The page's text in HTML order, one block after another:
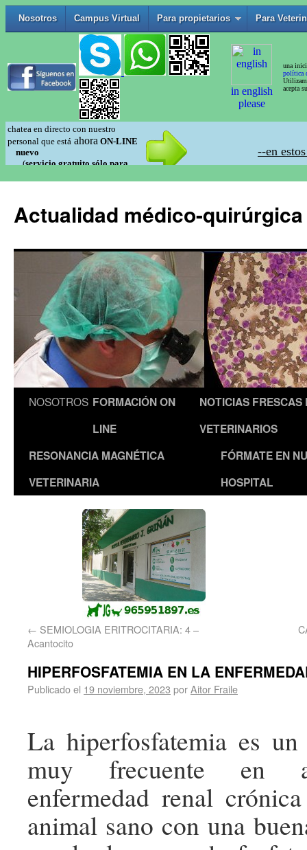
Actualidad médico-
NOSOTROS FORMACIÓN ON
LINE
NOTICIAS FRESCAS
VETERINARIOS
RESONANCIA MAGNÉTICA
VETERINARIA
FÓRMATE EN
HOSPITAL
← SEMIOLOGIA ERITROCITARIA: 4 –
Acantocito
HIPERFOSFATEMIA EN LA
Publicado el 19 noviembre, 2023 porAitor Fraile
La hiperfosfatemia es
muy frecuente en
enfermedad renal
animal sano con una